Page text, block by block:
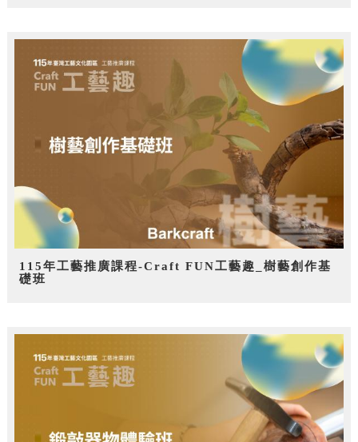
115年工藝推廣課程-Craft FUN工藝趣_樹藝創作基
礎班